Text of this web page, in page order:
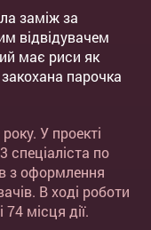
заміж за
відвідувачем
має риси як
парочка
У проекті
спеціаліста по
з оформлення
В ході роботи
місця дії.